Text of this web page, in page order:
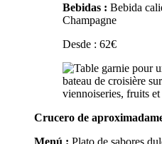
Bebidas : Bebida
Champagne
Desde : 62€
Crucero de
Menú : Plato de sabores